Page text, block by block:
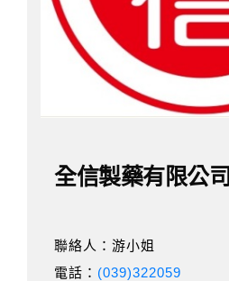
全信製藥有限公司
聯絡人：游小姐
電話： (039)322059